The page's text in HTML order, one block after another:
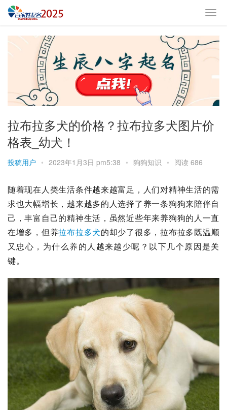
拉布拉多犬的价格？拉布拉多犬图片价
格表_幼犬！
投稿用户 • 2023年1月3日 pm5:38 • 狗狗知识 • 阅读 686
随着现在人类生活条件越来越富足，人们对精神生活的需
求也大幅增长，越来越多的人选择了养一条狗狗来陪伴自
己，丰富自己的精神生活，虽然近些年来养狗狗的人一直
在增多，但养拉布拉多犬的却少了很多，拉布拉多既温顺
又忠心，为什么养的人越来越少呢？以下几个原因是关
键。